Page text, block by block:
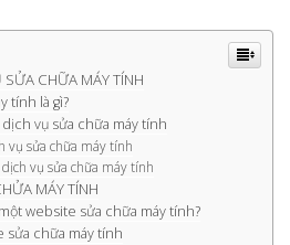
CHỮA MÁY TÍNH
tính là gì?
vụ sửa chữa máy tính
vụ sửa chữa máy tính
vụ sửa chữa máy tính
MÁY TÍNH
website sửa chữa máy tính?
sửa chữa máy tính